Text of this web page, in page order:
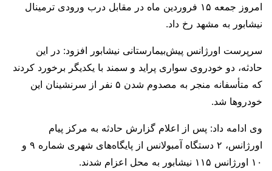
امروز جمعه ۱۵ فروردین ماه در مقابل درب ورودی ترمینال
نیشابور به مشهد رخ داد.
سرپرست اورژانس پیش‌بیمارستانی نیشابور افزود: در این
حادثه، دو خودروی سواری پراید و سمند با یکدیگر برخورد کردند
که متأسفانه منجر به مصدوم شدن ۵ نفر از سرنشینان این
خودروها شد.
وی ادامه داد: پس از اعلام گزارش حادثه به مرکز پیام
اورژانس، ۲ دستگاه آمبولانس از پایگاه‌های شهری شماره ۹ و
۱۰ اورژانس ۱۱۵ نیشابور به محل اعزام شدند.